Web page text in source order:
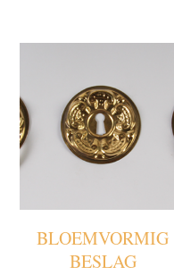
BLOEMVORMIG
BESLAG